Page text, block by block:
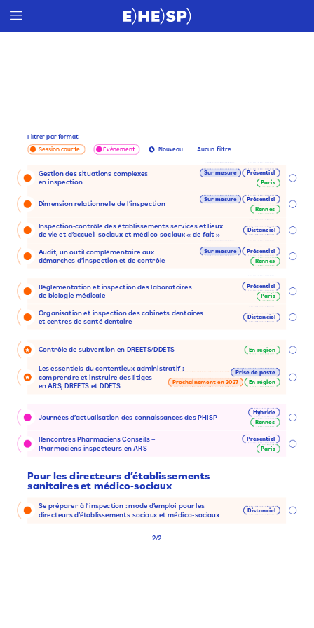
Réglementation et inspection des laboratoires
de biologie médicale
Organisation et inspection des cabinets dentaires
et centres de santé dentaire
Journées d’actualisation des connaissances des PHISP
Rencontres Pharmaciens Conseils –
Pharmaciens inspecteurs en ARS
Contrôle de subvention en DREETS/DDETS
Les essentiels du contentieux administratif :
comprendre et instruire des litiges
en ARS, DREETS et DDETS
Se préparer à l’inspection : mode d’emploi pour les
directeurs d’établissements sociaux et médico-sociaux
Inspection-contrôle des établissements services et lieux
de vie et d’accueil sociaux et médico-sociaux « de fait »
Gestion des situations complexes
en inspection
Dimension relationnelle de l’inspection
Audit, un outil complémentaire aux
démarches d’inspection et de contrôle
Aucun filtre
Nouveau
Évènement
Session courte
Filtrer par format
Paris
Présentiel
Distanciel
Hybride
Rennes
Paris
Présentiel
En région
En région
Prise de poste
Prochainement en 2027
Pour les directeurs d’établissements
sanitaires et médico-sociaux
Distanciel
Distanciel
Paris
Présentiel
Sur mesure
Rennes
Présentiel
Sur mesure
Rennes
Présentiel
Sur mesure
2/2